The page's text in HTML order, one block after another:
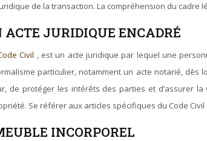
de la transaction. La compréhension du cadre
JURIDIQUE ENCADRÉ
Civil , est un acte juridique par lequel une
particulier, notamment un acte notarié, dès
de protéger les intérêts des parties et d’assurer
Se référer aux articles spécifiques du Code
INCORPOREL